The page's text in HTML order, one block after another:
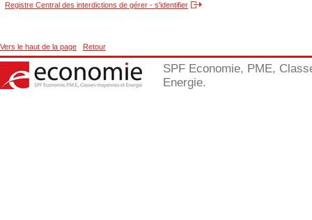
Registre Central des interdictions de gérer - s'identifier
Vers le haut de la page Retour
SPF Economie, PME,
Energie.